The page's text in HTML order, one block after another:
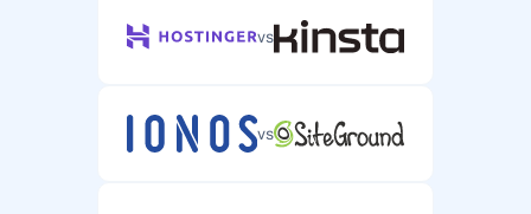
vs
vs